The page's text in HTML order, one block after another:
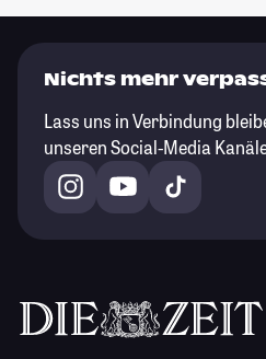
Nichts mehr
Lass uns in Verbindung
unseren Social-Media